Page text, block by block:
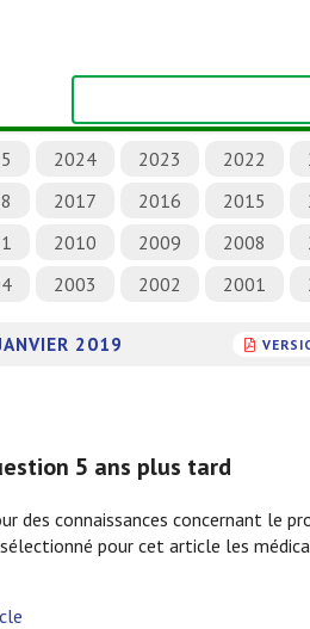
2024 2023 2022
2017 2016 2015
2010 2009 2008
2003 2002 2001
2019
5 ans plus tard
des connaissances concernant le
pour cet article les